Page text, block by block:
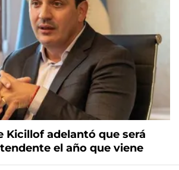
Kicillof adelantó que será
el año que viene